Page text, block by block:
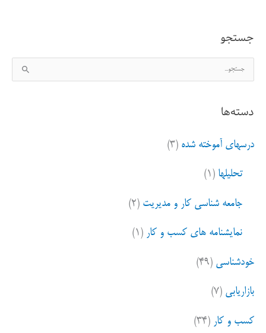
جستجو
س
ج
ب
دسته‌ها
درسهای آموخته شده (۳)
تحلیلها (۱)
جامعه شناسی کار و مدیریت (۲)
نمایشنامه های کسب و کار (۱)
خودشناسی (۴۹)
بازاریابی (۷)
کسب و کار (۳۴)